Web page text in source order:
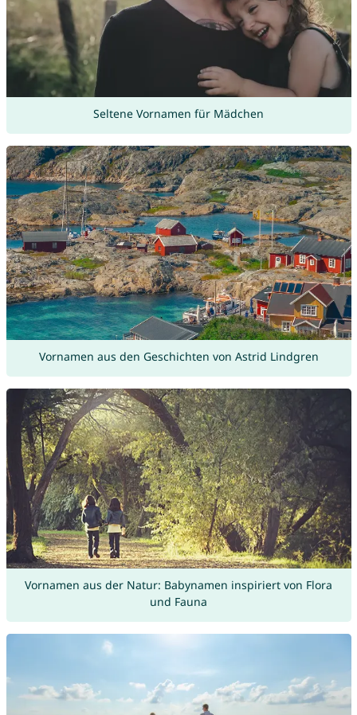
Seltene Vornamen für Mädchen
Vornamen aus den Geschichten von Astrid Lindgren
Vornamen aus der Natur: Babynamen inspiriert von Flora
und Fauna